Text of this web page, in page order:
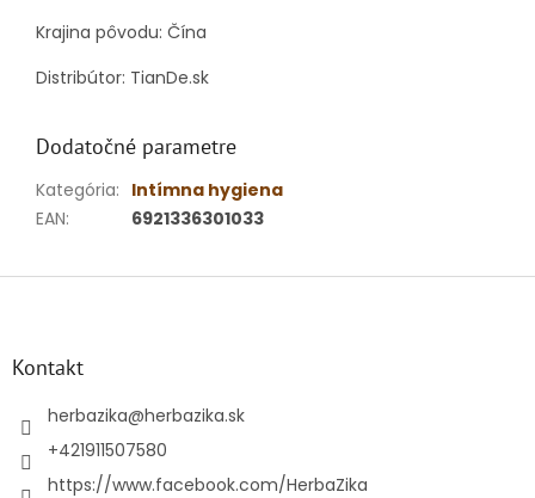
Krajina pôvodu: Čína
Distribútor: TianDe.sk
Dodatočné parametre
Kategória: Intímna hygiena
EAN: 6921336301033
Z
Kontakt
herbazika@herbazika.sk
+421911507580
https://www.facebook.com/HerbaZika